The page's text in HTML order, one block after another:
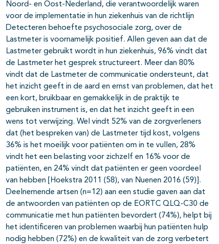
Noord- en Oost-Nederland, die verantwoordelijk waren
voor de implementatie in hun ziekenhuis van de richtlijn
Detecteren behoefte psychosociale zorg, over de
Lastmeter is voornamelijk positief. Allen geven aan dat de
Lastmeter gebruikt wordt in hun ziekenhuis, 96% vindt dat
de Lastmeter het gesprek structureert. Meer dan 80%
vindt dat de Lastmeter de communicatie ondersteunt, dat
het inzicht geeft in de aard en ernst van problemen, dat het
een kort, bruikbaar en gemakkelijk in de praktijk te
gebruiken instrument is, en dat het inzicht geeft in een
wens tot verwijzing. Wel vindt 52% van de zorgverleners
dat (het bespreken van) de Lastmeter tijd kost, volgens
36% is het moeilijk voor patiënten om in te vullen, 28%
vindt het een belasting voor zichzelf en 16% voor de
patiënten, en 24% vindt dat patiënten er geen voordeel
van hebben [Hoekstra 2011 (58), van Nuenen 2016 (59)].
Deelnemende artsen (n=12) aan een studie gaven aan dat
de antwoorden van patiënten op de EORTC QLQ-C30 de
communicatie met hun patiënten bevordert (74%), helpt bij
het identificeren van problemen waarbij hun patiënten hulp
nodig hebben (72%) en de kwaliteit van de zorg verbetert